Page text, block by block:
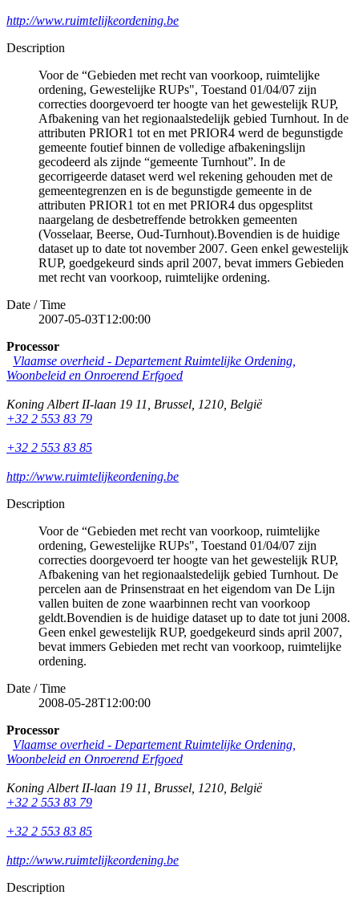
http://www.ruimtelijkeordening.be
Description
Voor de “Gebieden met recht van voorkoop, ruimtelijke
ordening, Gewestelijke RUPs", Toestand 01/04/07 zijn
correcties doorgevoerd ter hoogte van het gewestelijk RUP,
Afbakening van het regionaalstedelijk gebied Turnhout. In de
attributen PRIOR1 tot en met PRIOR4 werd de begunstigde
gemeente foutief binnen de volledige afbakeningslijn
gecodeerd als zijnde “gemeente Turnhout”. In de
gecorrigeerde dataset werd wel rekening gehouden met de
gemeentegrenzen en is de begunstigde gemeente in de
attributen PRIOR1 tot en met PRIOR4 dus opgesplitst
naargelang de desbetreffende betrokken gemeenten
(Vosselaar, Beerse, Oud-Turnhout).Bovendien is de huidige
dataset up to date tot november 2007. Geen enkel gewestelijk
RUP, goedgekeurd sinds april 2007, bevat immers Gebieden
met recht van voorkoop, ruimtelijke ordening.
Date / Time
2007-05-03T12:00:00
Processor
Vlaamse overheid - Departement Ruimtelijke Ordening,
Woonbeleid en Onroerend Erfgoed
Koning Albert II-laan 19 11 Brussel 1210 België
+32 2 553 83 79
+32 2 553 83 85
http://www.ruimtelijkeordening.be
Description
Voor de “Gebieden met recht van voorkoop, ruimtelijke
ordening, Gewestelijke RUPs", Toestand 01/04/07 zijn
correcties doorgevoerd ter hoogte van het gewestelijk RUP,
Afbakening van het regionaalstedelijk gebied Turnhout. De
percelen aan de Prinsenstraat en het eigendom van De Lijn
vallen buiten de zone waarbinnen recht van voorkoop
geldt.Bovendien is de huidige dataset up to date tot juni 2008.
Geen enkel gewestelijk RUP, goedgekeurd sinds april 2007,
bevat immers Gebieden met recht van voorkoop, ruimtelijke
ordening.
Date / Time
2008-05-28T12:00:00
Processor
Vlaamse overheid - Departement Ruimtelijke Ordening,
Woonbeleid en Onroerend Erfgoed
Koning Albert II-laan 19 11 Brussel 1210 België
+32 2 553 83 79
+32 2 553 83 85
http://www.ruimtelijkeordening.be
Description